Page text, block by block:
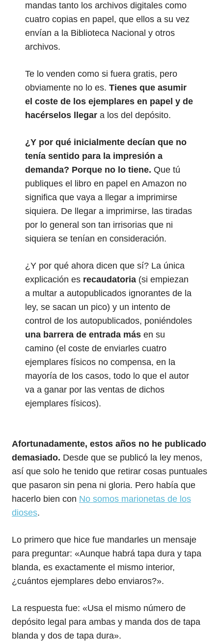
mandas tanto los archivos digitales como
cuatro copias en papel, que ellos a su vez
envían a la Biblioteca Nacional y otros
archivos.
Te lo venden como si fuera gratis, pero
obviamente no lo es. Tienes que asumir
el coste de los ejemplares en papel y de
hacérselos llegar a los del depósito.
¿Y por qué inicialmente decían que no
tenía sentido para la impresión a
demanda? Porque no lo tiene. Que tú
publiques el libro en papel en Amazon no
significa que vaya a llegar a imprimirse
siquiera. De llegar a imprimirse, las tiradas
por lo general son tan irrisorias que ni
siquiera se tenían en consideración.
¿Y por qué ahora dicen que sí? La única
explicación es recaudatoria (si empiezan
a multar a autopublicados ignorantes de la
ley, se sacan un pico) y un intento de
control de los autopublicados, poniéndoles
una barrera de entrada más en su
camino (el coste de enviarles cuatro
ejemplares físicos no compensa, en la
mayoría de los casos, todo lo que el autor
va a ganar por las ventas de dichos
ejemplares físicos).
Afortunadamente, estos años no he publicado
demasiado. Desde que se publicó la ley menos,
así que solo he tenido que retirar cosas puntuales
que pasaron sin pena ni gloria. Pero había que
hacerlo bien con No somos marionetas de los
dioses.
Lo primero que hice fue mandarles un mensaje
para preguntar: «Aunque habrá tapa dura y tapa
blanda, es exactamente el mismo interior,
¿cuántos ejemplares debo enviaros?».
La respuesta fue: «Usa el mismo número de
depósito legal para ambas y manda dos de tapa
blanda y dos de tapa dura».